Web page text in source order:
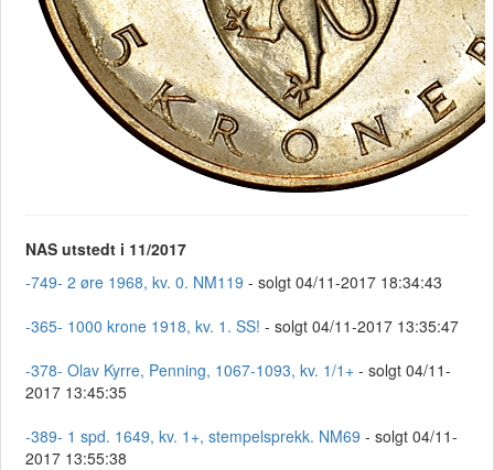
NAS utstedt i 11/2017
-749- 2 øre 1968, kv. 0. NM119 - solgt 04/11-2017 18:34:43
-365- 1000 krone 1918, kv. 1. SS! - solgt 04/11-2017 13:35:47
-378- Olav Kyrre, Penning, 1067-1093, kv. 1/1+ - solgt 04/11-
2017 13:45:35
-389- 1 spd. 1649, kv. 1+, stempelsprekk. NM69 - solgt 04/11-
2017 13:55:38